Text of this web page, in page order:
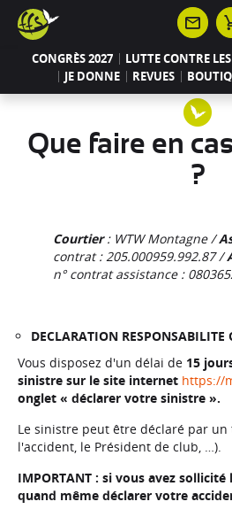
CONGRÈS 2027 LUTTE CONTRE
JE DONNE
REVUES
Que faire en
?
Courtier: WTW Montagne /
contrat : 205.000959.992.87 /
n° contrat assistance :
DECLARATION
Vous disposez d'un délai de 15
sinistre sur le site internet https://
onglet « déclarer votre sinistre ».
Le sinistre peut être déclaré par
l'accident, le Président de club, …).
IMPORTANT : si vous avez
quand même déclarer votre
Panneau de gestion des cookies